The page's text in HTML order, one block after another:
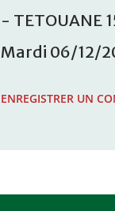
- TETOUANE
Mardi 06/12/
ENREGISTRER UN